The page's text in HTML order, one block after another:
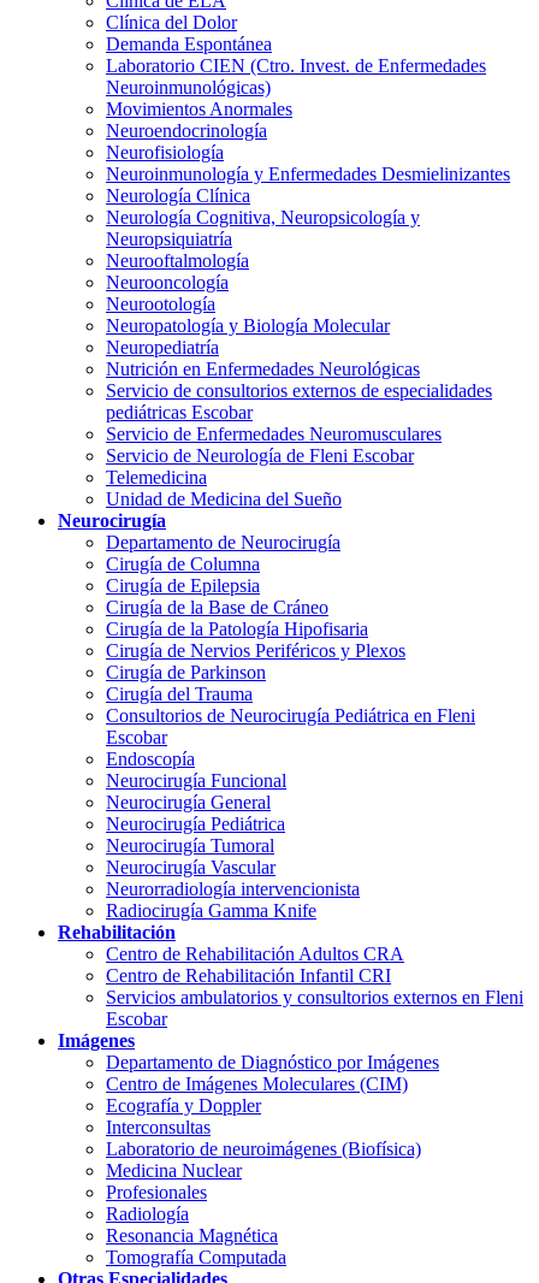
Clínica del Dolor
Demanda Espontánea
Laboratorio CIEN (Ctro. Invest. de Enfermedades
Neuroinmunológicas)
Movimientos Anormales
Neuroendocrinología
Neurofisiología
Neuroinmunología y Enfermedades Desmielinizantes
Neurología Clínica
Neurología Cognitiva, Neuropsicología y
Neuropsiquiatría
Neurooftalmología
Neurooncología
Neurootología
Neuropatología y Biología Molecular
Neuropediatría
Nutrición en Enfermedades Neurológicas
Servicio de consultorios externos de especialidades
pediátricas Escobar
Servicio de Enfermedades Neuromusculares
Servicio de Neurología de Fleni Escobar
Telemedicina
Unidad de Medicina del Sueño
Neurocirugía
Departamento de Neurocirugía
Cirugía de Columna
Cirugía de Epilepsia
Cirugía de la Base de Cráneo
Cirugía de la Patología Hipofisaria
Cirugía de Nervios Periféricos y Plexos
Cirugía de Parkinson
Cirugía del Trauma
Consultorios de Neurocirugía Pediátrica en Fleni
Escobar
Endoscopía
Neurocirugía Funcional
Neurocirugía General
Neurocirugía Pediátrica
Neurocirugía Tumoral
Neurocirugía Vascular
Neurorradiología intervencionista
Radiocirugía Gamma Knife
Rehabilitación
Centro de Rehabilitación Adultos CRA
Centro de Rehabilitación Infantil CRI
Servicios ambulatorios y consultorios externos en Fleni
Escobar
Imágenes
Departamento de Diagnóstico por Imágenes
Centro de Imágenes Moleculares (CIM)
Ecografía y Doppler
Interconsultas
Laboratorio de neuroimágenes (Biofísica)
Medicina Nuclear
Profesionales
Radiología
Resonancia Magnética
Tomografía Computada
Otras Especialidades